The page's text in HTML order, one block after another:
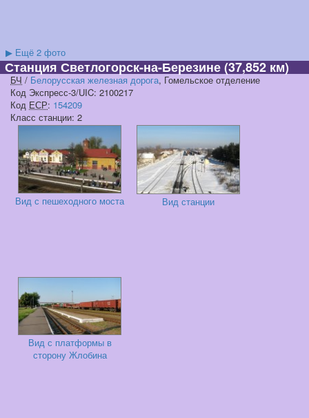
▶ Ещё 2 фото
Станция Светлогорск-на-Березине(37,852 км)
БЧ / Белорусская железная дорога, Гомельское отделение
Код Экспресс-3/UIC: 2100217
Код ЕСР: 154209
Класс станции: 2
Вид с пешеходного моста Вид станции
Вид с платформы в
сторону Жлобина